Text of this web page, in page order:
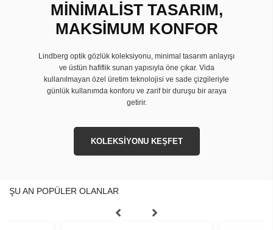
MİNİMALİST TASARIM,
MAKSİMUM KONFOR
Lindberg optik gözlük koleksiyonu, minimal tasarım anlayışı
ve üstün hafiflik sunan yapısıyla öne çıkar. Vida
kullanılmayan özel üretim teknolojisi ve sade çizgileriyle
günlük kullanımda konforu ve zarif bir duruşu bir araya
getirir.
KOLEKSİYONU KEŞFET
ŞU AN POPÜLER OLANLAR